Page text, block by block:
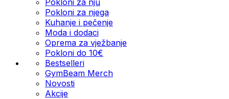
Pokloni za njega
Kuhanje i pečenje
Moda i dodaci
Oprema za vježbanje
Pokloni do 10€
Bestselleri
GymBeam Merch
Novosti
Akcije